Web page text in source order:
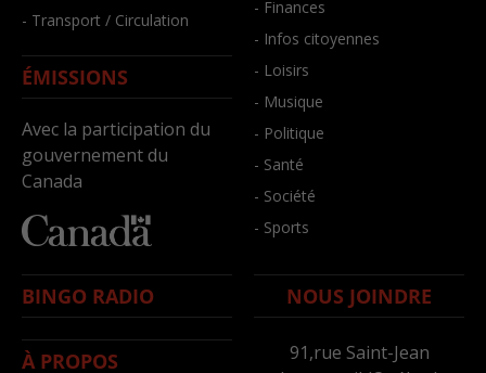
- Transport / Circulation
ÉMISSIONS
Avec la participation du
gouvernement du
Canada
- Finances
- Infos citoyennes
- Loisirs
- Musique
- Politique
- Santé
- Société
- Sports
BINGO RADIO
À PROPOS
NOUS JOINDRE
91,rue Saint-Jean